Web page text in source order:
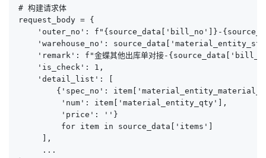
# 构建请求体
request_body = {
'outer_no': f"{source_data['bill_no']}-
'warehouse_no':
'remark': f"金蝶其他出库单对接-
    'is_check': 1,
    'detail_list': [
{'spec_no':
         'num': item['material_entity_qty'],
         'price': ''}
         for item in source_data['items']
     ],
     ...